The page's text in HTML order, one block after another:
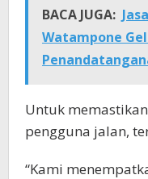
BACA JUGA:
Watampone
Untuk
pengguna jalan,
“Kami